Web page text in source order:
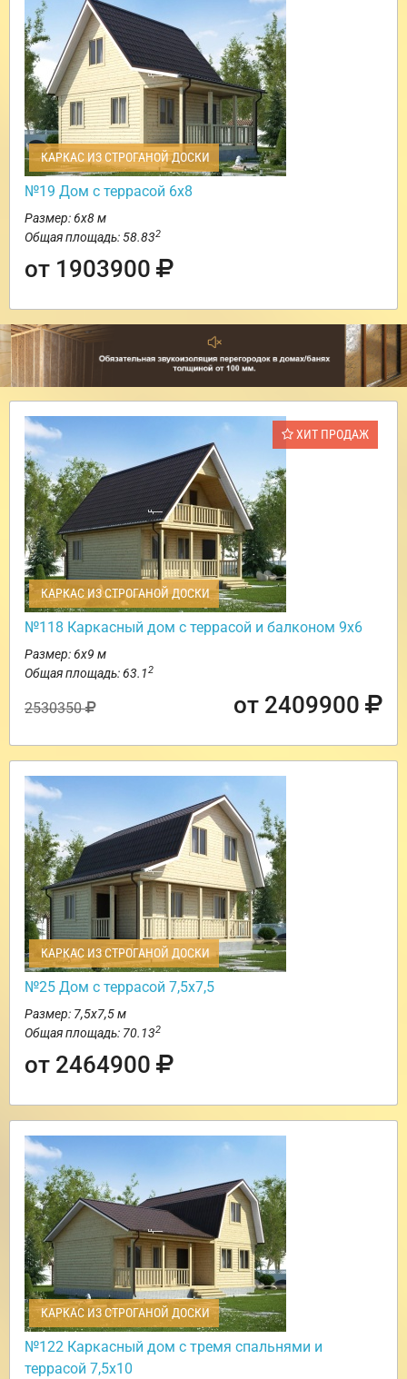
КАРКАС ИЗ СТРОГАНОЙ ДОСКИ
№19 Дом с террасой 6х8
Размер: 6х8 м
Общая площадь: 58.832
от 1903900
ХИТ ПРОДАЖ
КАРКАС ИЗ СТРОГАНОЙ ДОСКИ
№118 Каркасный дом с террасой и балконом 9х6
Размер: 6х9 м
Общая площадь: 63.12
2530350 от 2409900
КАРКАС ИЗ СТРОГАНОЙ ДОСКИ
№25 Дом с террасой 7,5х7,5
Размер: 7,5х7,5 м
Общая площадь: 70.132
от 2464900
КАРКАС ИЗ СТРОГАНОЙ ДОСКИ
№122 Каркасный дом с тремя спальнями и
террасой 7,5х10